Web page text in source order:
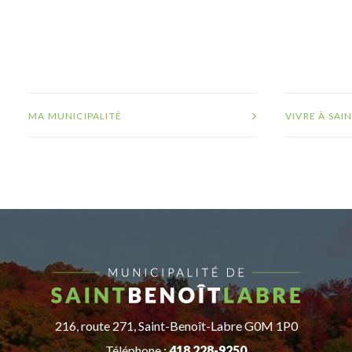
MA MUNICIPALITÉ VIVRE À
216, route 271, Saint-Benoît-Labre G0M 1P0